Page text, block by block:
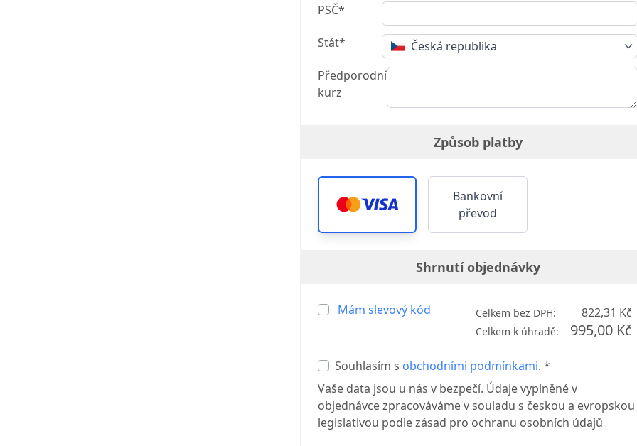
PSČ*
Stát*
Česká republika
Předporodní
kurz
Způsob platby
Bankovní
převod
Shrnutí objednávky
Mám slevový kód Celkem bez DPH: 822,31 Kč
Celkem k úhradě: 995,00 Kč
Souhlasím s obchodními podmínkami. *
Vaše data jsou u nás v bezpečí. Údaje vyplněné v
objednávce zpracováváme v souladu s českou a evropskou
legislativou podle zásad pro ochranu osobních údajů